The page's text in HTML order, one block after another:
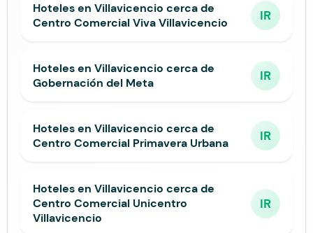
Hoteles en Villavicencio cerca de
Centro Comercial Viva Villavicencio
IR
Hoteles en Villavicencio cerca de
Gobernación del Meta
IR
Hoteles en Villavicencio cerca de
Centro Comercial Primavera Urbana
IR
Hoteles en Villavicencio cerca de
Centro Comercial Unicentro
Villavicencio
IR